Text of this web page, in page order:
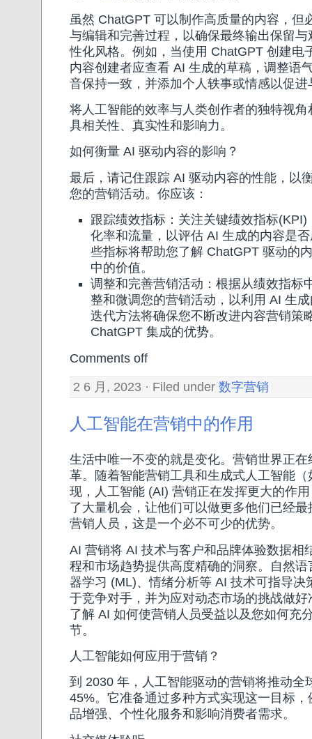
虽然 ChatGPT 可以制作高质量的内容，但
与编辑和完善过程，以确保最终输出保留
性化风格。例如，当使用 ChatGPT 创建电
内容创建者应查看 AI 生成的草稿，调整语
音保持一致，并添加个人轶事或情感以促
将人工智能的效率与人类创作者的独特视
具相关性、真实性和影响力。
如何衡量 AI 驱动内容的影响？
最后，请记住跟踪 AI 驱动内容的性能，以
您的营销活动。你应该：
跟踪绩效指标：关注关键绩效指标(KPI)
化率和流量，以评估 AI 生成的内容是
些指标将帮助您了解 ChatGPT 驱动的
中的价值。
调整和完善营销活动：根据从绩效指标
整和微调您的营销活动，以利用 AI 生
迭代方法将确保您不断改进内容营销策
ChatGPT 集成的优势。
Comments off
2 6 月, 2023 · Filed under 数字营销
人工智能在营销中的作用
生活中唯一不变的就是变化。营销世界正
革。随着智能营销工具和生成式人工智能
现，人工智能 (AI) 营销正在发挥更大的作
了大量机会，让他们可以做更多他们已经
营销人员，这是一个必不可少的优势。
AI 营销将 AI 技术与客户和品牌体验数据相
程和市场趋势提供高度精确的洞察。自然
器学习 (ML)、情绪分析等 AI 技术可指导决
于竞争对手，并为应对动态市场的挑战做
了解 AI 如何使营销人员受益以及您如何充
节。
人工智能如何应用于营销？
到 2030 年，人工智能驱动的营销将推动全
45%。它准备通过多种方式实现这一目标
品增强、个性化服务和影响消费者需求。